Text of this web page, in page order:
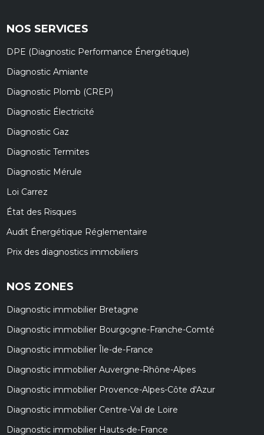
NOS SERVICES
DPE (Diagnostic Performance Énergétique)
Diagnostic Amiante
Diagnostic Plomb (CREP)
Diagnostic Électricité
Diagnostic Gaz
Diagnostic Termites
Diagnostic Mérule
Loi Carrez
État des Risques
Audit Énergétique Réglementaire
Prix des diagnostics immobiliers
NOS ZONES
Diagnostic immobilier Bretagne
Diagnostic immobilier Bourgogne-Franche-Comté
Diagnostic immobilier Île-de-France
Diagnostic immobilier Auvergne-Rhône-Alpes
Diagnostic immobilier Provence-Alpes-Côte d'Azur
Diagnostic immobilier Centre-Val de Loire
Diagnostic immobilier Hauts-de-France